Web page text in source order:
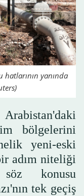
yanında
bölgelerini
yeni-eski
adım niteliği
konusu
tek geçiş